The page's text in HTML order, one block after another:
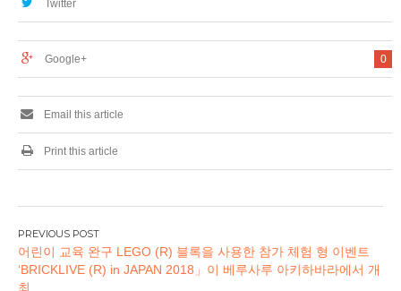
Twitter
0
Google+
Email this article
Print this article
글
탐
색
어린이 교육 완구 LEGO (R) 블록을 사용한 참가 체험 형 이벤트
‘BRICKLIVE (R) in JAPAN 2018」이 베루사루 아키하바라에서 개
최